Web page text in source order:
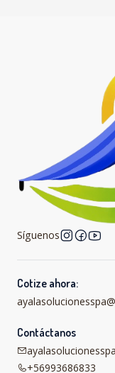
Síguenos
Cotize ahora:
Contáctanos
+56993686833